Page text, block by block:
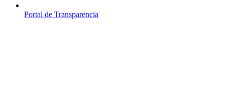
Portal de Transparencia